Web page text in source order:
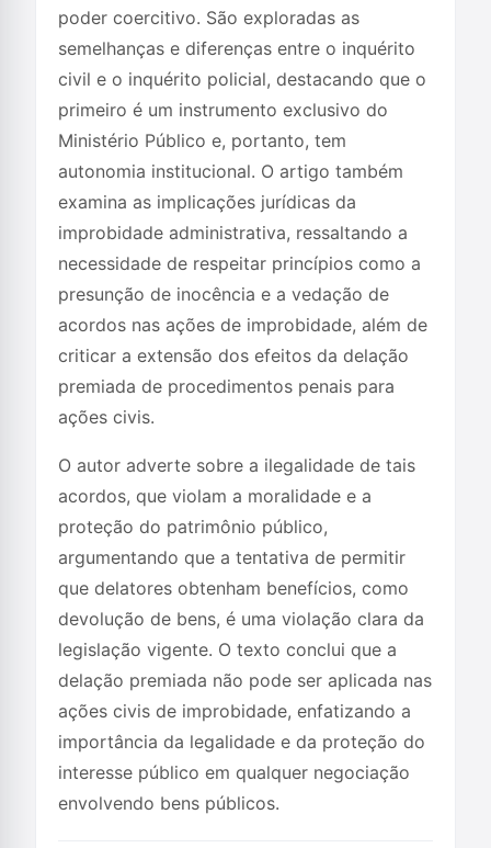
poder coercitivo. São exploradas as
semelhanças e diferenças entre o inquérito
civil e o inquérito policial, destacando que o
primeiro é um instrumento exclusivo do
Ministério Público e, portanto, tem
autonomia institucional. O artigo também
examina as implicações jurídicas da
improbidade administrativa, ressaltando a
necessidade de respeitar princípios como a
presunção de inocência e a vedação de
acordos nas ações de improbidade, além de
criticar a extensão dos efeitos da delação
premiada de procedimentos penais para
ações civis.
O autor adverte sobre a ilegalidade de tais
acordos, que violam a moralidade e a
proteção do patrimônio público,
argumentando que a tentativa de permitir
que delatores obtenham benefícios, como
devolução de bens, é uma violação clara da
legislação vigente. O texto conclui que a
delação premiada não pode ser aplicada nas
ações civis de improbidade, enfatizando a
importância da legalidade e da proteção do
interesse público em qualquer negociação
envolvendo bens públicos.